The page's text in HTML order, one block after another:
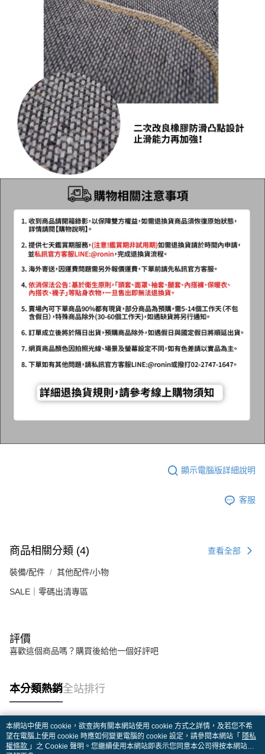
顯示電腦版詳細說明
客服
商品相關分類 (4) 查看全部
裝備/配件 其他配件/小物
SALE｜零碼出清專區
評價
喜歡這個商品嗎？購買後給他一個好評吧
本分類熱銷全站排行
熱門標籤
本網站中使用 cookie，欲查詢有關本網站使用 cookie 方式之詳情，及若您不希
望在電腦上使用 cookie 時應如何變更電腦的 cookie 設定，請參閱本網站「 隱私
權條款 」之 Cookie 聲明。您繼續使用本網站即表示您同意本公司得按本網站使